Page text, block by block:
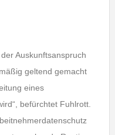
Auskunftsanspruch
geltend gemacht
eines
befürchtet Fuhlrott.